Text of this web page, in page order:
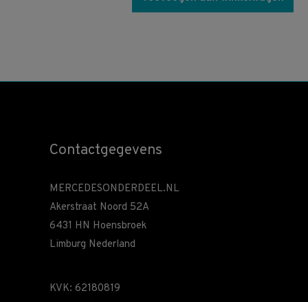
Contactgegevens
MERCEDESONDERDEEL.NL
Akerstraat Noord 52A
6431 HN Hoensbroek
Limburg Nederland
KVK: 62180819